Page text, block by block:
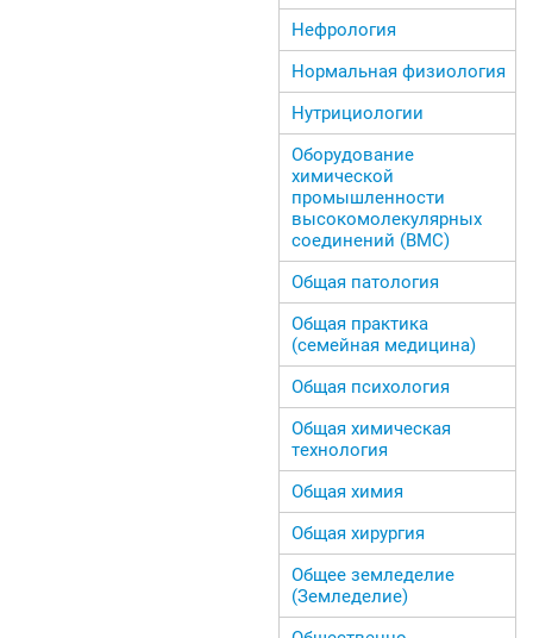
Нефрология
Нормальная физиология
Нутрициологии
Оборудование
химической
промышленности
высокомолекулярных
соединений (ВМС)
Общая патология
Общая практика
(семейная медицина)
Общая психология
Общая химическая
технология
Общая химия
Общая хирургия
Общее земледелие
(Земледелие)